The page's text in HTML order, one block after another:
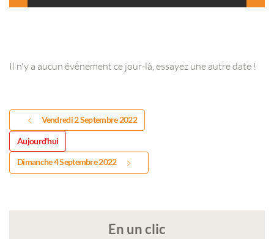
Il n'y a aucun évènement ce jour-là, essayez une autre date !
Vendredi 2 Septembre 2022
Aujourd'hui
Dimanche 4 Septembre 2022
En un clic